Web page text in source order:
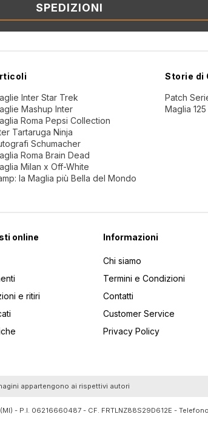
SPEDIZIONI
Inter Star Trek
Mashup Inter
Roma Pepsi Collection
Tartaruga Ninja
Schumacher
Roma Brain Dead
Milan x Off-White
la Maglia più Bella del Mondo
Storie di
Patch
Maglia
online
e ritiri
Informazioni
Chi siamo
Termini e Condizioni
Contatti
Customer Service
Privacy Policy
appartengono ai rispettivi autori
- P.I. 06216660487 - CF. FRTLNZ88S29D612E -